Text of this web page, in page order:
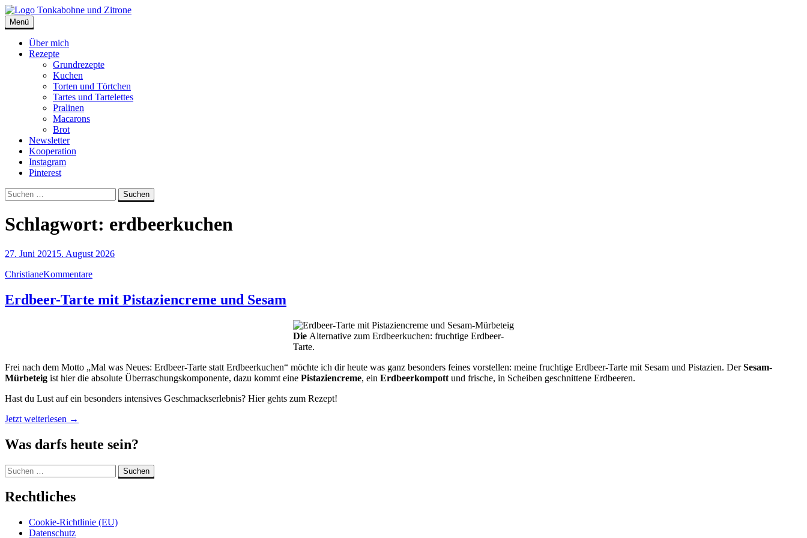
Skip
to
content
Tonkabohne und Zitrone | Backblog
Backblog
Menü
Über mich
Rezepte
Grundrezepte
Kuchen
Torten und Törtchen
Tartes und Tartelettes
Pralinen
Macarons
Brot
Newsletter
Kooperation
Instagram
Pinterest
Suche
Suchen
nach:
Schlagwort: erdbeerkuchen
27. Juni 2021 5. August 2026
ChristianeKommentare
Erdbeer-Tarte mit Pistaziencreme und Sesam
Die Alternative zum Erdbeerkuchen: fruchtige Erdbeer-
Tarte.
Frei nach dem Motto „Mal was Neues: Erdbeer-Tarte statt Erdbeerkuchen“ möchte ich dir heute was ganz besonders feines vorstellen: meine fruchtige Erdbeer-Tarte mit Sesam und Pistazien. DerSesam-
Mürbeteig ist hier die absolute Überraschungskomponente, dazu kommt eine Pistaziencreme, ein Erdbeerkompott und frische, in Scheiben geschnittene Erdbeeren.
Hast du Lust auf ein besonders intensives Geschmackserlebnis? Hier gehts zum Rezept!
Jetzt weiterlesen „Erdbeer-
mit
Pistaziencreme
→
Was darfs heute sein?
Suchen
nach:
Rechtliches
Cookie-Richtlinie (EU)
Datenschutz